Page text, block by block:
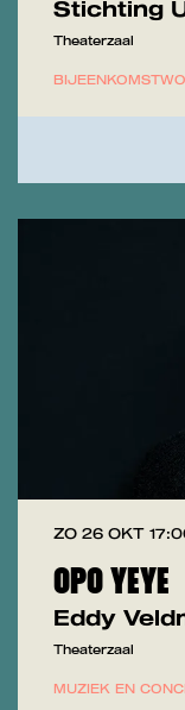
Stichting
Theaterzaal
BIJEENKOMST
OPO YEYE
Eddy
ZO 26 OKT
Theaterzaal
MUZIEK EN